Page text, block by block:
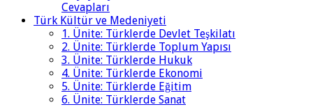
Cevapları
Türk Kültür ve Medeniyeti
1. Ünite: Türklerde Devlet Teşkilatı
2. Ünite: Türklerde Toplum Yapısı
3. Ünite: Türklerde Hukuk
4. Ünite: Türklerde Ekonomi
5. Ünite: Türklerde Eğitim
6. Ünite: Türklerde Sanat